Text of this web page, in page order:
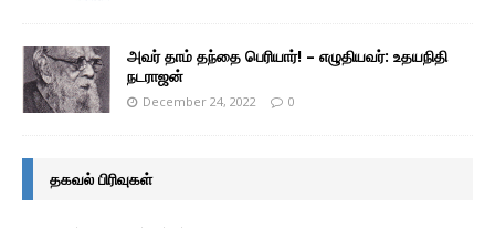
அவர் தாம் தந்தை பெரியார்! – எழுதியவர்: உதயநிதி
நடராஜன்
December 24, 2022 0
தகவல் பிரிவுகள்